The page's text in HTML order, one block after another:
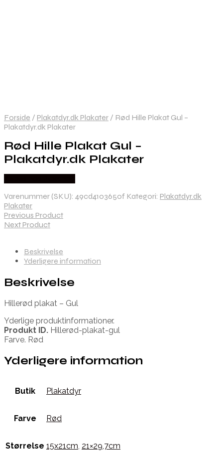
Forside / Plakatdyr.dk Plakater / Rød Hille Plakat Gul –
Plakatdyr.dk Plakater
Rød Hille Plakat Gul –
Plakatdyr.dk Plakater
Varenummer (SKU): 49cd4103650f Kategori: Plakatdyr.dk
Plakater
Previous Product
Next Product
Beskrivelse
Yderligere information
Beskrivelse
Hillerød plakat – Gul
Yderlige produktinformationer.
Produkt ID. Hillerød-plakat-gul
Farve. Rød
Yderligere information
Butik Plakatdyr
Farve Rød
Størrelse 15x21cm, 21×29,7cm